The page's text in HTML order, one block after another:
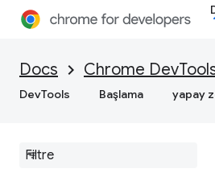
Docs Chrome
DevTools Başlama yapay
edin
Web hızını optimize etme